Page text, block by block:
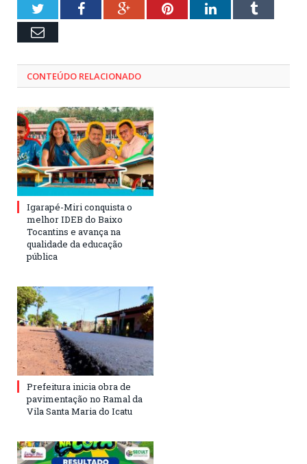
TwitterFacebookGoogle+PinterestLinkedInTumblr
Email
CONTEÚDO RELACIONADO
Igarapé-Miri conquista o
melhor IDEB do Baixo
Tocantins e avança na
qualidade da educação
pública
Prefeitura inicia obra de
pavimentação no Ramal da
Vila Santa Maria do Icatu